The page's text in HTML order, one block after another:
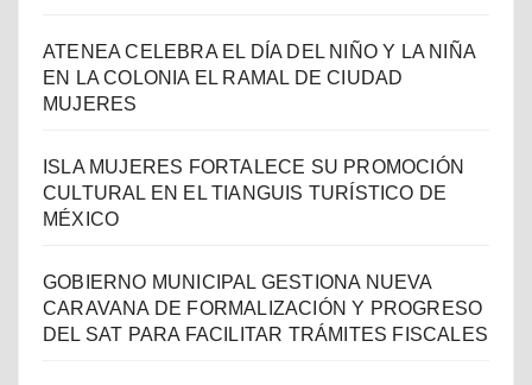
ATENEA CELEBRA EL DÍA DEL NIÑO Y LA NIÑA
EN LA COLONIA EL RAMAL DE CIUDAD
MUJERES
ISLA MUJERES FORTALECE SU PROMOCIÓN
CULTURAL EN EL TIANGUIS TURÍSTICO DE
MÉXICO
GOBIERNO MUNICIPAL GESTIONA NUEVA
CARAVANA DE FORMALIZACIÓN Y PROGRESO
DEL SAT PARA FACILITAR TRÁMITES FISCALES